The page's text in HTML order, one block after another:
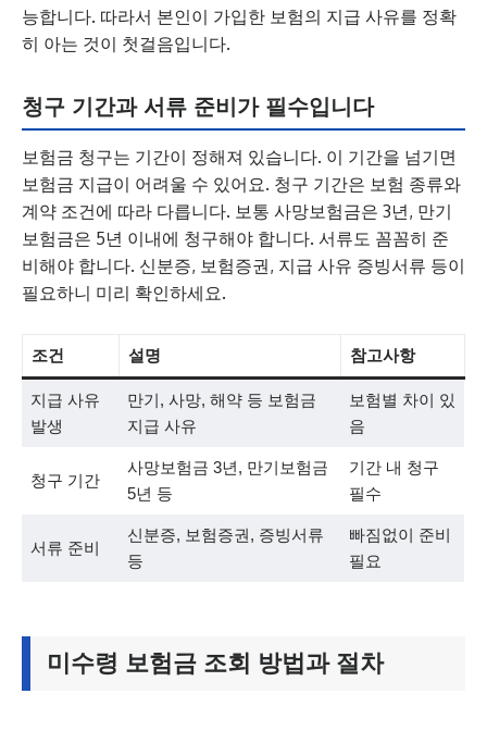
능합니다. 따라서 본인이 가입한 보험의 지급 사유를 정확
히 아는 것이 첫걸음입니다.
청구 기간과 서류 준비가 필수입니다
보험금 청구는 기간이 정해져 있습니다. 이 기간을 넘기면
보험금 지급이 어려울 수 있어요. 청구 기간은 보험 종류와
계약 조건에 따라 다릅니다. 보통 사망보험금은 3년, 만기
보험금은 5년 이내에 청구해야 합니다. 서류도 꼼꼼히 준
비해야 합니다. 신분증, 보험증권, 지급 사유 증빙서류 등이
필요하니 미리 확인하세요.
조건 설명 참고사항
지급 사유
발생
만기, 사망, 해약 등 보험금
지급 사유
보험별 차이 있
음
청구 기간
사망보험금 3년, 만기보험금
5년 등
기간 내 청구
필수
서류 준비
신분증, 보험증권, 증빙서류
등
빠짐없이 준비
필요
미수령 보험금 조회 방법과 절차